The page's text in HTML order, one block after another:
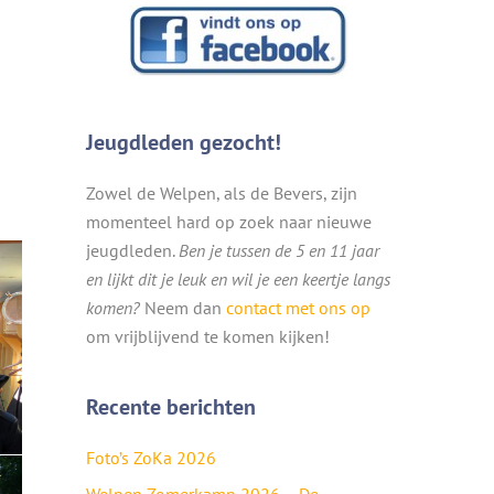
Jeugdleden gezocht!
Zowel de Welpen, als de Bevers, zijn
momenteel hard op zoek naar nieuwe
jeugdleden. Ben je tussen de 5 en 11 jaar
en lijkt dit je leuk en wil je een keertje langs
komen?Neem dan contact met ons op
om vrijblijvend te komen kijken!
Recente berichten
Foto’s ZoKa 2026